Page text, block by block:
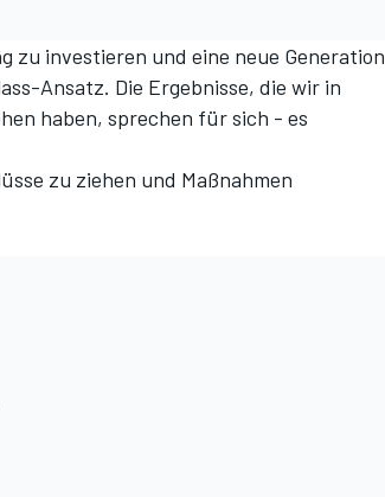
zu investieren und eine neue Generation
Ansatz. Die Ergebnisse, die wir in
haben, sprechen für sich - es
zu ziehen und Maßnahmen